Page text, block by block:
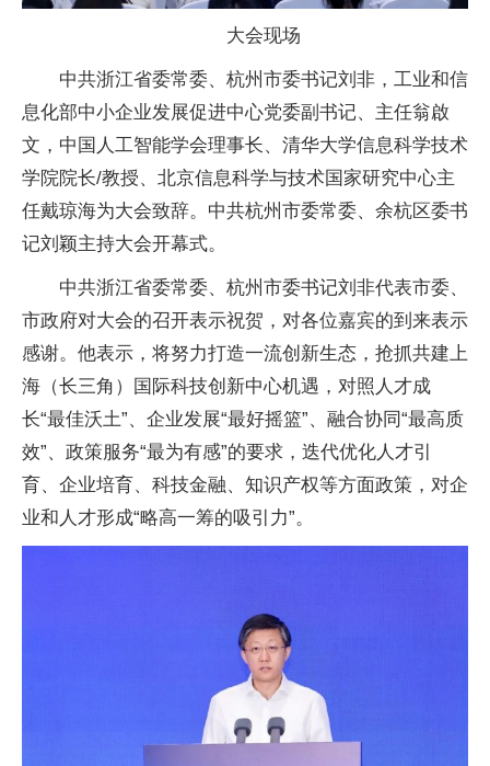
大会现场
中共浙江省委常委、杭州市委书记刘非，工业和信
息化部中小企业发展促进中心党委副 书记、 主任翁啟
文， 中国人工智能学会理事长、清华大学信息科学技术
学院院长/教授、北京信息科学与技术国家研究中心主
任戴琼海为大会致辞。 中共杭州市委常委、余杭区委书
记刘颖主持大会开幕式。
中共浙江省委常委、杭州市委书记刘非代表市委、
市政府对大会的召开表示祝贺，对各位嘉宾的到来表示
感谢。他表示，将努力打造一流创新生态，抢抓共建上
海（长三角）国际科技创新中心机遇，对照人才成
长“最佳沃土”、企业发展“最好摇篮”、融合协同“最高质
效”、政策服务“最为有感”的要求，迭代优化人才引
育、企业培育、科技金融、知识产权等方面政策，对企
业和人才形成“略高一筹的吸引力”。